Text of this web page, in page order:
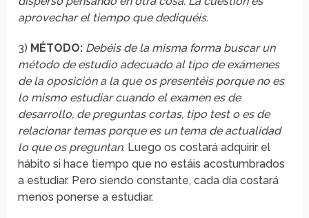
aprovechar el tiempo que dediquéis.
3) MÉTODO: Debéis de la misma forma buscar un
método de estudio adecuado al tipo de exámenes
de la oposición a la que os presentéis porque no es
lo mismo estudiar cuando el examen es de
desarrollo, de preguntas cortas, tipo test o es de
relacionar temas porque es un tema de actualidad
lo que os preguntan. Luego os costará adquirir el
hábito si hace tiempo que no estáis acostumbrados
a estudiar. Pero siendo constante, cada día costará
menos ponerse a estudiar.